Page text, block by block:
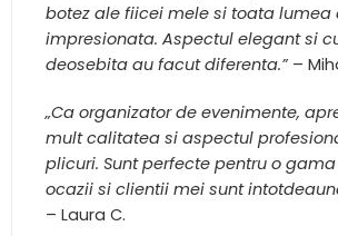
botez ale fiicei mele si toata lumea
impresionata. Aspectul elegant si
deosebita au facut diferenta.”–
„Ca organizator de evenimente,
mult calitatea si aspectul
plicuri. Sunt perfecte pentru o
ocazii si clientii mei sunt
– Laura C.